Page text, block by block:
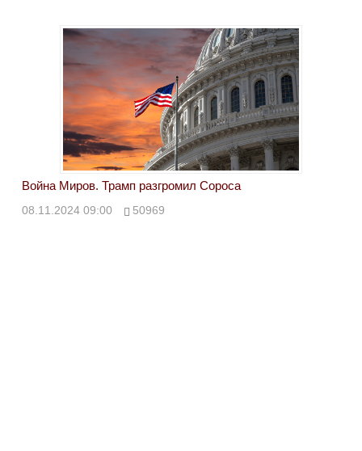
Война Миров. Трамп разгромил Сороса
08.11.2024 09:00 50969